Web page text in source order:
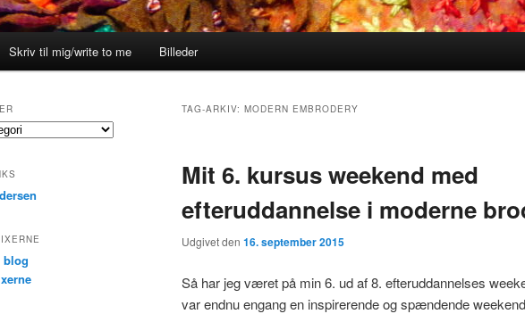
Skriv til mig/write to me Billeder
TAG-ARKIV: MODERN EMBRODERY
Mit 6. kursus weekend med
efteruddannelse i moderne
Udgivet den 16. september 2015
Så har jeg været på min 6. ud af 8. efteruddannelses
var endnu engang en inspirerende og spændende
blog